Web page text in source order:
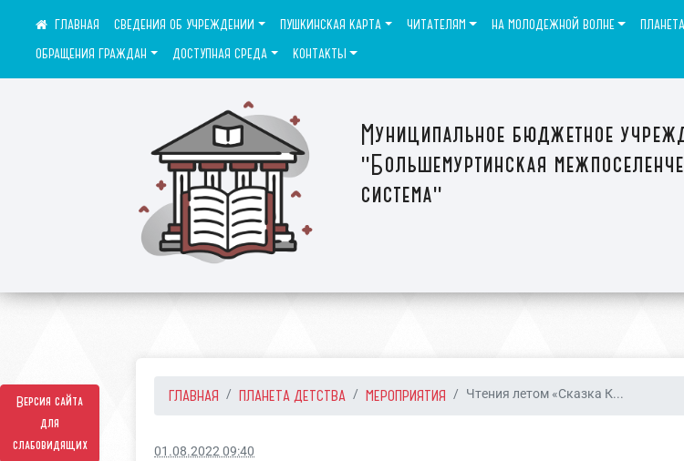
Версия сайта
для
слабовидящих
Муниципальное бюджетное
"Большемуртинская
система"
СВЕДЕНИЯ ОБ УЧРЕЖДЕНИИ ПУШКИНСКАЯ КАРТА ЧИТАТЕЛЯМ НА МОЛОДЕЖНОЙ ВОЛНЕ
ОБРАЩЕНИЯ ГРАЖДАН
ДОСТУПНАЯ СРЕДА КОНТАКТЫ
ГЛАВНАЯ ПЛАНЕТА ДЕТСТВА МЕРОПРИЯТИЯ Чтения летом «Сказка К...
01.08.2022 09:40